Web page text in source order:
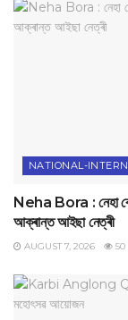
NATIONAL-
Neha Bora : নেহা
আক্ৰান্ত আইছা নেত্ৰী
AUGUST 7, 2026 50